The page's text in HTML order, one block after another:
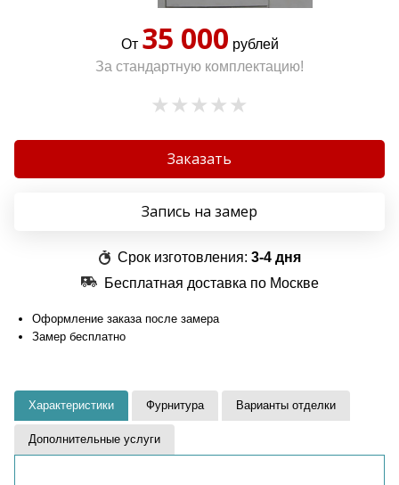
От 35 000 рублей
За стандартную комплектацию!
Заказать
Запись на замер
Срок изготовления: 3-4 дня
Бесплатная доставка по Москве
Оформление заказа после замера
Замер бесплатно
Характеристики Фурнитура Варианты отделки
Дополнительные услуги